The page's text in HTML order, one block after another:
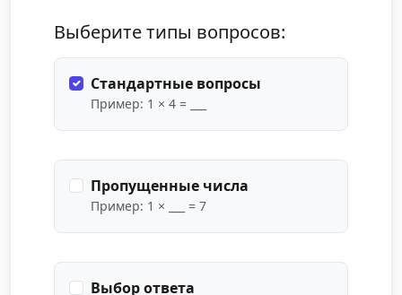
Выберите типы вопросов:
Стандартные вопросы
Пример: 1 × 4 = ___
Пропущенные числа
Пример: 1 × ___ = 7
Выбор ответа